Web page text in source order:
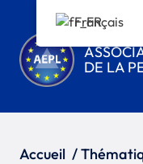
DE LA
Accueil /
Français